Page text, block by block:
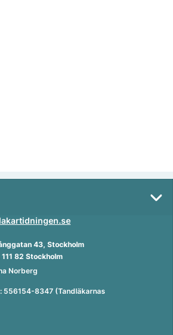
43, Stockholm
82 Stockholm
Norberg
556154-8347 (Tandläkarnas